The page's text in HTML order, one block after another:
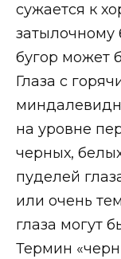
сужается к
затылочному
бугор может
Глаза с
на уровне
черных,
пуделей
или очень
глаза могут
Термин